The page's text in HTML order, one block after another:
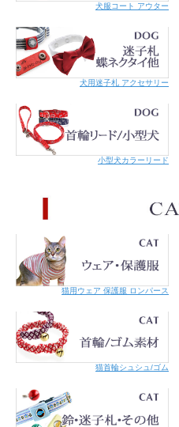
犬服コート アウター
犬用迷子札 アクセサリー
小型犬カラーリード
猫用ウェア 保護服 ロンパース
猫首輪シュシュ/ゴム